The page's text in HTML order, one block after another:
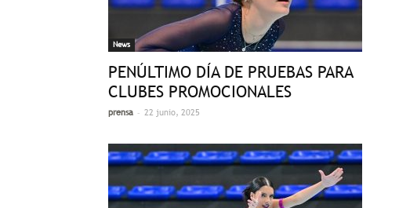
News
PENÚLTIMO DÍA DE PRUEBAS PARA
CLUBES PROMOCIONALES
prensa - 22 junio, 2025